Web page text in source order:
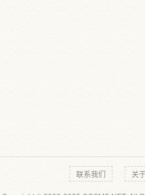
联系我们 关